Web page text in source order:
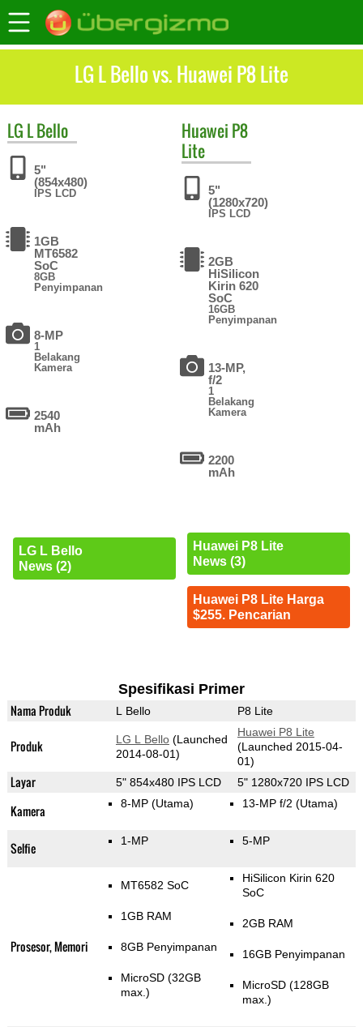
LG L Bello vs. Huawei P8 Lite
LG L Bello
5"
(854x480)
IPS LCD
1GB
MT6582
SoC
8GB
Penyimpanan
8-MP
1
Belakang
Kamera
2540
mAh
LG L Bello
News (2)
Huawei P8
Lite
5"
(1280x720)
IPS LCD
2GB
HiSilicon
Kirin 620
SoC
16GB
Penyimpanan
13-MP,
f/2
1
Belakang
Kamera
2200
mAh
Huawei P8 Lite
News (3)
Huawei P8 Lite Harga
$255. Pencarian
Spesifikasi Primer
Nama Produk L Bello P8 Lite
Produk LG L Bello(Launched
2014-08-01)
Huawei P8 Lite
(Launched 2015-04-
01)
Layar 5" 854x480 IPS LCD 5" 1280x720 IPS LCD
Kamera 8-MP (Utama) 13-MP f/2 (Utama)
Selfie 1-MP 5-MP
Prosesor, Memori
MT6582 SoC
1GB RAM
8GB Penyimpanan
MicroSD (32GB
max.)
HiSilicon Kirin 620
SoC
2GB RAM
16GB Penyimpanan
MicroSD (128GB
max.)